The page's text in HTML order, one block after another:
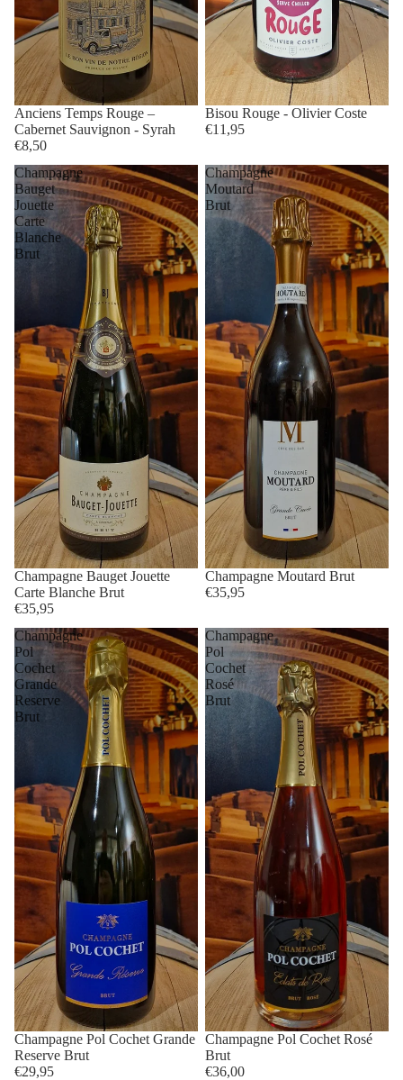
Anciens Temps Rouge –
Cabernet Sauvignon - Syrah
€8,50
Bisou Rouge - Olivier Coste
€11,95
Champagne
Bauget
Jouette
Carte
Blanche
Brut
Champagne Bauget Jouette
Carte Blanche Brut
€35,95
Champagne
Moutard
Brut
Champagne Moutard Brut
€35,95
Champagne
Pol
Cochet
Grande
Reserve
Brut
Ausverkauft
Champagne Pol Cochet Grande
Reserve Brut
€29,95
Champagne
Pol
Cochet
Rosé
Brut
Champagne Pol Cochet Rosé
Brut
€36,00